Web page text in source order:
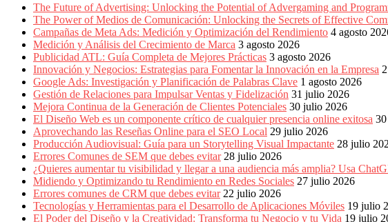
Una
mirada
estratégica
versátil
Marketing
LATAM
Bitácora
social
Mercadeo
Interactivo,
Medios,
Publicidad,
Marketing,
The Future of Advertising: Unlocking the Potential of Advergaming and
The Power of Medios de Comunicación: Unlocking the Secrets of Effective
Campañas de Meta Ads: Medición y Optimización del Rendimiento 4 agosto
Medición y Análisis del Crecimiento de Marca 3 agosto 2026
Publicidad ATL: Guía Completa de Mejores Prácticas 3 agosto 2026
Innovación y Negocios: Estrategias para Fomentar la Innovación en la Empresa
Google Ads: Investigación y Planificación de Palabras Clave 1 agosto 2026
Gestión de Relaciones para Impulsar Ventas y Fidelización 31 julio 2026
Mejora Continua de la Generación de Clientes Potenciales 30 julio 2026
El Diseño Web es un componente crítico de cualquier presencia online exitosa
Aprovechando las Reseñas Online para el SEO Local 29 julio 2026
Producción Audiovisual: Guía para un Storytelling Visual Impactante 28 julio
Errores Comunes de SEM que debes evitar 28 julio 2026
¿Quieres aumentar tu visibilidad y llegar a una audiencia más amplia? Usa
Midiendo y Optimizando tu Rendimiento en Redes Sociales 27 julio 2026
Errores comunes de CRM que debes evitar 22 julio 2026
Tecnologías y Herramientas para el Desarrollo de Aplicaciones Móviles 19 julio
El Poder del Diseño y la Creatividad: Transforma tu Negocio y tu Vida 19 julio